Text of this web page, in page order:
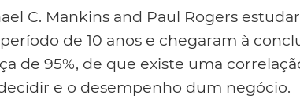
C. Mankins and Paul Rogers
de 10 anos e chegaram à
de 95%, de que existe uma
e o desempenho dum negócio.